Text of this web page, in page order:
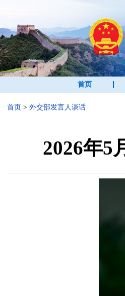
首页
首页 > 外交部发言人谈话
2026年5